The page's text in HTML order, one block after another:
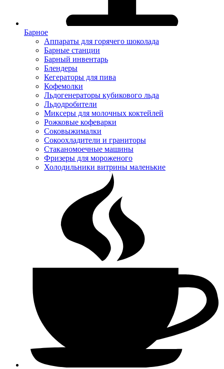
Барное
Аппараты для горячего шоколада
Барные станции
Барный инвентарь
Блендеры
Кегераторы для пива
Кофемолки
Льдогенераторы кубикового льда
Льдодробители
Миксеры для молочных коктейлей
Рожковые кофеварки
Соковыжималки
Сокоохладители и граниторы
Стаканомоечные машины
Фризеры для мороженого
Холодильники витрины маленькие